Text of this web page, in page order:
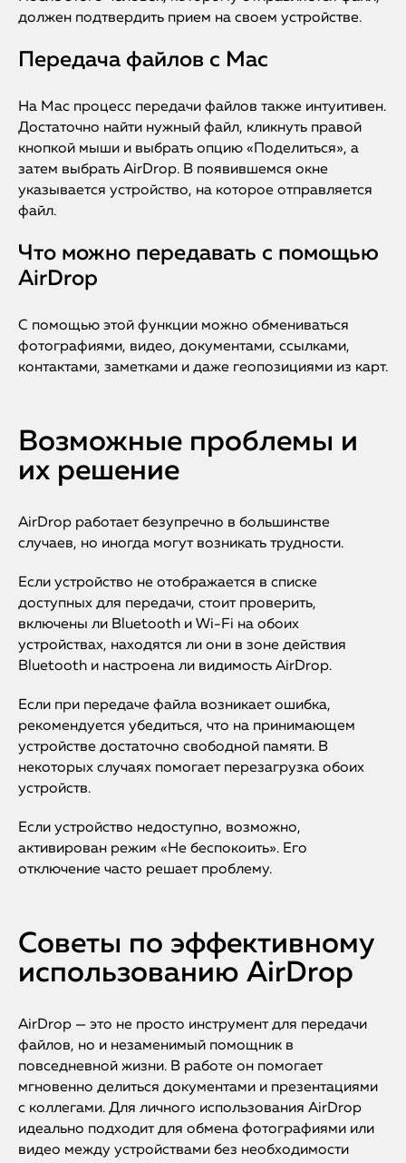
должен подтвердить прием на своем устройстве.
Передача файлов с Mac
На Mac процесс передачи файлов также интуитивен.
Достаточно найти нужный файл, кликнуть правой
кнопкой мыши и выбрать опцию «Поделиться», а
затем выбрать AirDrop. В появившемся окне
указывается устройство, на которое отправляется
файл.
Что можно передавать с помощью
AirDrop
С помощью этой функции можно обмениваться
фотографиями, видео, документами, ссылками,
контактами, заметками и даже геопозициями из карт.
Возможные проблемы и
их решение
AirDrop работает безупречно в большинстве
случаев, но иногда могут возникать трудности.
Если устройство не отображается в списке
доступных для передачи, стоит проверить,
включены ли Bluetooth и Wi-Fi на обоих
устройствах, находятся ли они в зоне действия
Bluetooth и настроена ли видимость AirDrop.
Если при передаче файла возникает ошибка,
рекомендуется убедиться, что на принимающем
устройстве достаточно свободной памяти. В
некоторых случаях помогает перезагрузка обоих
устройств.
Если устройство недоступно, возможно,
активирован режим «Не беспокоить». Его
отключение часто решает проблему.
Советы по эффективному
использованию AirDrop
AirDrop — это не просто инструмент для передачи
файлов, но и незаменимый помощник в
повседневной жизни. В работе он помогает
мгновенно делиться документами и презентациями
с коллегами. Для личного использования AirDrop
идеально подходит для обмена фотографиями или
видео между устройствами без необходимости